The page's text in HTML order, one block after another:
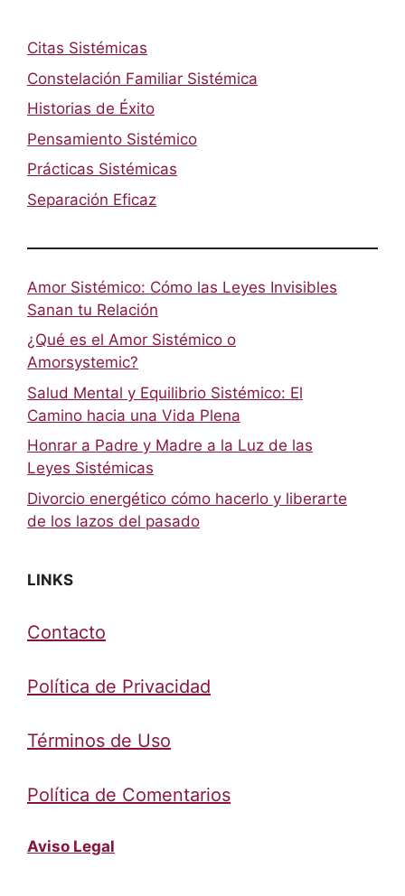
Citas Sistémicas
Constelación Familiar Sistémica
Historias de Éxito
Pensamiento Sistémico
Prácticas Sistémicas
Separación Eficaz
Amor Sistémico: Cómo las Leyes Invisibles
Sanan tu Relación
¿Qué es el Amor Sistémico o
Amorsystemic?
Salud Mental y Equilibrio Sistémico: El
Camino hacia una Vida Plena
Honrar a Padre y Madre a la Luz de las
Leyes Sistémicas
Divorcio energético cómo hacerlo y liberarte
de los lazos del pasado
LINKS
Contacto
Política de Privacidad
Términos de Uso
Política de Comentarios
Aviso Legal